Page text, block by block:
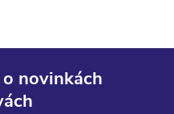
novinkách